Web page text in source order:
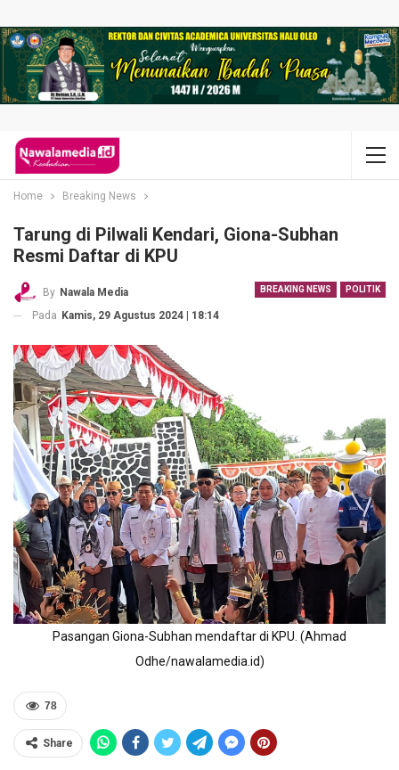
Home Breaking News
Tarung di Pilwali Kendari, Giona-Subhan
Resmi Daftar di KPU
BREAKING NEWS POLITIK
By Nawala Media
Pada Kamis, 29 Agustus 2024 | 18:14
Pasangan Giona-Subhan mendaftar di KPU. (Ahmad
Odhe/nawalamedia.id)
78
Share